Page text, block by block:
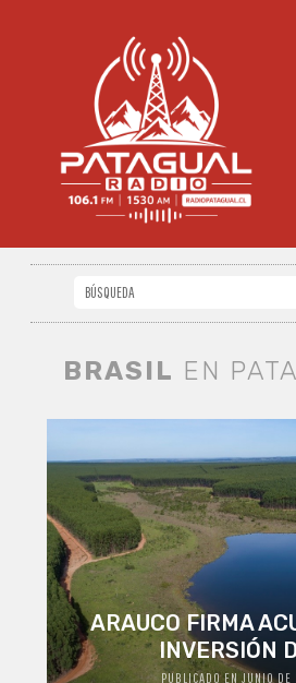
BRASIL EN
ARAUCO FIRMA
INVERSIÓN
PUBLICADO EN JUNIO